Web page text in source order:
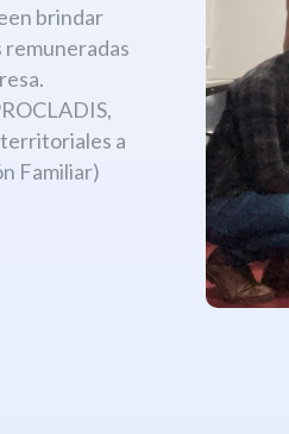
brindar
remuneradas
a
Familiar)